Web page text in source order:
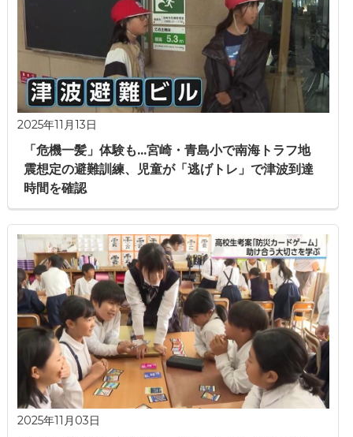
2025年11月13日
「危機一髪」体験も...宮崎・青島小で南海トラフ地
震想定の避難訓練、児童が「逃げトレ」で津波到達
時間を確認
2025年11月03日